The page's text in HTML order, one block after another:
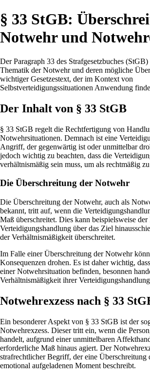
§ 33 StGB:
Notwehr und
Der Paragraph 33 des Strafgesetzbuches
Thematik der Notwehr und deren mögliche
wichtiger Gesetzestext, der im Kontext von
Selbstverteidigungssituationen Anwendung
Der Inhalt von § 33 StGB
§ 33 StGB regelt die Rechtfertigung von
Notwehrsituationen. Demnach ist eine
Angriff, der gegenwärtig ist oder unmittelbar
jedoch wichtig zu beachten, dass die
verhältnismäßig sein muss, um als rechtmäßig
Die Überschreitung der Notwehr
Die Überschreitung der Notwehr, auch als
bekannt, tritt auf, wenn die
Maß überschreitet. Dies kann beispielsweise
Verteidigungshandlung über das Ziel
der Verhältnismäßigkeit überschreitet.
Im Falle einer Überschreitung der Notwehr
Konsequenzen drohen. Es ist daher wichtig,
einer Notwehrsituation befinden, besonnen
Verhältnismäßigkeit ihrer
Notwehrexzess nach § 33
Ein besonderer Aspekt von § 33 StGB ist der
Notwehrexzess. Dieser tritt ein, wenn die
handelt, aufgrund einer unmittelbaren
erforderliche Maß hinaus agiert. Der
strafrechtlicher Begriff, der eine Überschreitung
emotional aufgeladenen Moment beschreibt.